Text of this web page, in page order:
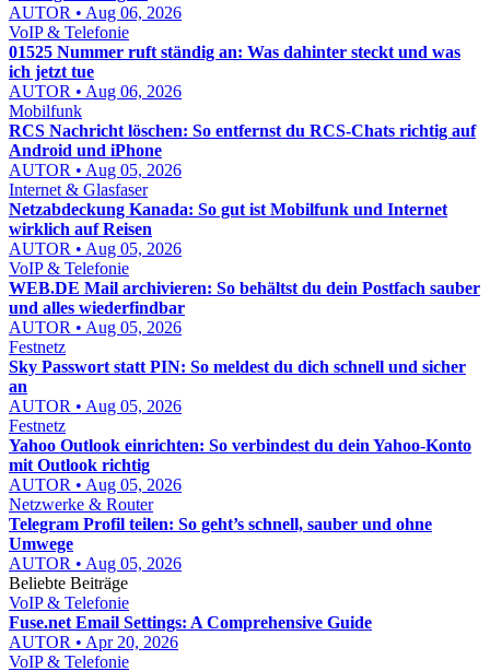
AUTOR • Aug 06, 2026
VoIP & Telefonie
01525 Nummer ruft ständig an: Was dahinter steckt und was
ich jetzt tue
AUTOR • Aug 06, 2026
Mobilfunk
RCS Nachricht löschen: So entfernst du RCS-Chats richtig auf
Android und iPhone
AUTOR • Aug 05, 2026
Internet & Glasfaser
Netzabdeckung Kanada: So gut ist Mobilfunk und Internet
wirklich auf Reisen
AUTOR • Aug 05, 2026
VoIP & Telefonie
WEB.DE Mail archivieren: So behältst du dein Postfach sauber
und alles wiederfindbar
AUTOR • Aug 05, 2026
Festnetz
Sky Passwort statt PIN: So meldest du dich schnell und sicher
an
AUTOR • Aug 05, 2026
Festnetz
Yahoo Outlook einrichten: So verbindest du dein Yahoo-Konto
mit Outlook richtig
AUTOR • Aug 05, 2026
Netzwerke & Router
Telegram Profil teilen: So geht’s schnell, sauber und ohne
Umwege
AUTOR • Aug 05, 2026
Beliebte Beiträge
VoIP & Telefonie
Fuse.net Email Settings: A Comprehensive Guide
AUTOR • Apr 20, 2026
VoIP & Telefonie